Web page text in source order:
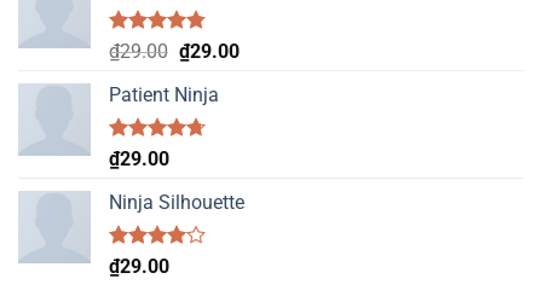
Rated4.75
out of 5
₫29.00 Original
was:
₫29.00.
₫29.00Current
Patient Ninja
Rated4.67
out of 5
₫29.00
Ninja Silhouette
Rated
4.00
₫29.00